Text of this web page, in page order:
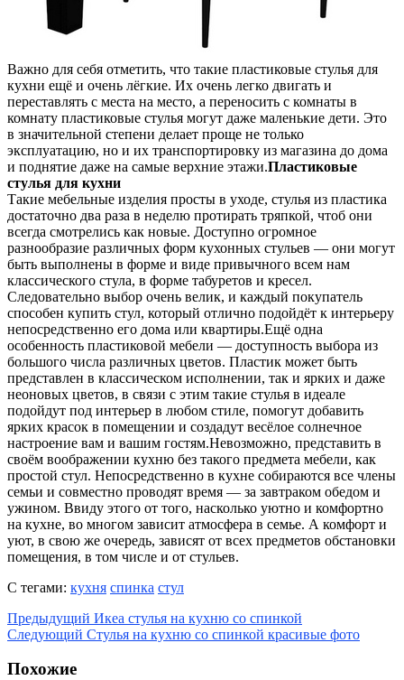
Важно для себя отметить, что такие пластиковые стулья для
кухни ещё и очень лёгкие. Их очень легко двигать и
переставлять с места на место, а переносить с комнаты в
комнату пластиковые стулья могут даже маленькие дети. Это
в значительной степени делает проще не только
эксплуатацию, но и их транспортировку из магазина до дома
и поднятие даже на самые верхние этажи.Пластиковые
стулья для кухни
Такие мебельные изделия просты в уходе, стулья из пластика
достаточно два раза в неделю протирать тряпкой, чтоб они
всегда смотрелись как новые. Доступно огромное
разнообразие различных форм кухонных стульев — они могут
быть выполнены в форме и виде привычного всем нам
классического стула, в форме табуретов и кресел.
Следовательно выбор очень велик, и каждый покупатель
способен купить стул, который отлично подойдёт к интерьеру
непосредственно его дома или квартиры.Ещё одна
особенность пластиковой мебели — доступность выбора из
большого числа различных цветов. Пластик может быть
представлен в классическом исполнении, так и ярких и даже
неоновых цветов, в связи с этим такие стулья в идеале
подойдут под интерьер в любом стиле, помогут добавить
ярких красок в помещении и создадут весёлое солнечное
настроение вам и вашим гостям.Невозможно, представить в
своём воображении кухню без такого предмета мебели, как
простой стул. Непосредственно в кухне собираются все члены
семьи и совместно проводят время — за завтраком обедом и
ужином. Ввиду этого от того, насколько уютно и комфортно
на кухне, во многом зависит атмосфера в семье. А комфорт и
уют, в свою же очередь, зависят от всех предметов обстановки
помещения, в том числе и от стульев.
С тегами: кухня спинка стул
Предыдущий Икеа стулья на кухню со спинкой
Следующий Стулья на кухню со спинкой красивые фото
Похожие